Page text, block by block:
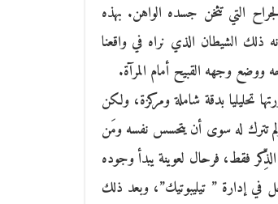
التي تثخن جسده الواهن. بهذه
الشيطان الذي نراه في واقعنا
ووضع وجهه القبيح أمام المرآة.
تحليليا بدقة شاملة ومركزة، ولكن
ولم تترك له سوى أن يتحسس نفسه ومَن
فقط، فرحال لعوينة يبدأ وجوده
في إدارة ” تيليبوتيك”، وبعد ذلك